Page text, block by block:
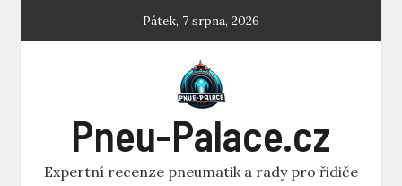
Pátek, 7 srpna, 2026
Pneu-Palace.cz
Expertní recenze pneumatik a rady pro řidiče